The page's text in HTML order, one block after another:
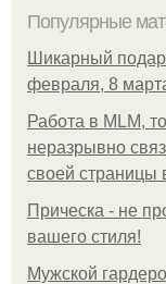
Популярные
Шикарный
февраля, 8
Работа в MLM,
неразрывно
своей страницы
Прическа - не
вашего стиля!
Мужской